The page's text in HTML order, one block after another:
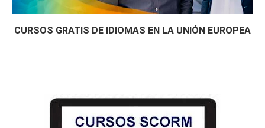
CURSOS GRATIS DE IDIOMAS EN LA UNIÓN EUROPEA